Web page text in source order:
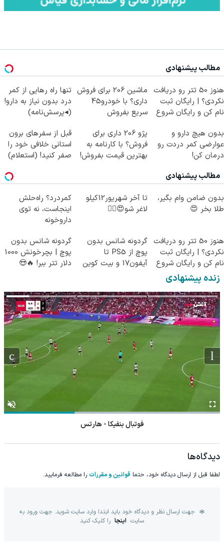
مطالب پیشنهادی
هنوز 50 تتر رو دریافت
نکردی؟ | رایگان ثبت
نام کن و رایگان شروع
ماشین 206 برای فروش
داری؟ با خودرو45
سریع بفروش
تنها راه رهایی از کمر
درد بدون نیاز به دارو!
(◂پرسش‌نامه)
بدون هیچ دارو و
عوارضی کمر دردت رو
درمان کن!
پژو 206 داری برای
فروش؟ با کارنامه به
بهترین قیمت بفروش!
قبل از سفرهای برون
استانی خلافی خود را
صفر کنید! (استعلام)
مطالب پیشنهادی
بدون ضامن وام بگیر،
طلا بخر 😍
تا آخر شهریور12کیلو
لاغر شو😍👌🏻
کمردرد؟ راه‌حلش
اینجاست، نه توی
داروخونه
هنوز 50 تتر رو دریافت
نکردی؟ | رایگان ثبت
نام کن و رایگان شروع
کن!
گردونه شانس بدون
پوچ از PS5 تا
آیفون17 و بیت کوین
گردونه شانس بدون
پوچ | بچرخونش 1000
دلار تتر ببر! 🔥😍
زنده پیشنهادی
فوتبال بنفیکا - هارتس
دیدگاه‌ها
لطفا قبل از ارسال دیدگاه خود، حتما قوانین و مقررات را مطالعه فرمایید.
جهت ارسال نظر و دیدگاه خود باید ابتدا وارد سایت شوید. جهت ورود به
سایت اینجا را کلیک کنید